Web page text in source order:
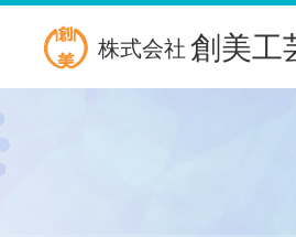
株式会社 創美工